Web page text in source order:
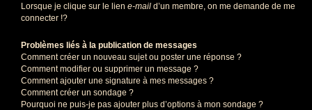
Lorsque je clique sur le lien e-mail d’un membre, on me demande de me
connecter !?
Problèmes liés à la publication de messages
Comment créer un nouveau sujet ou poster une réponse ?
Comment modifier ou supprimer un message ?
Comment ajouter une signature à mes messages ?
Comment créer un sondage ?
Pourquoi ne puis-je pas ajouter plus d’options à mon sondage ?